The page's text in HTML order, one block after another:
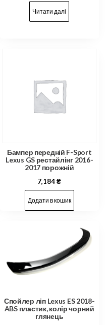
Читати далі
Бампер передній F-Sport
Lexus GS рестайлінг 2016-
2017 порожній
7,184₴
Додати в кошик
Спойлер ліп Lexus ES 2018-
ABS пластик, колір чорний
глянець